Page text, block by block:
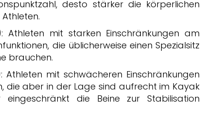
desto stärker die körperlichen
Athleten mit starken Einschränkungen am
die üblicherweise einen Spezialsitz
brauchen.
Athleten mit schwächeren Einschränkungen
die aber in der Lage sind aufrecht im Kayak
die Beine zur Stabilisation